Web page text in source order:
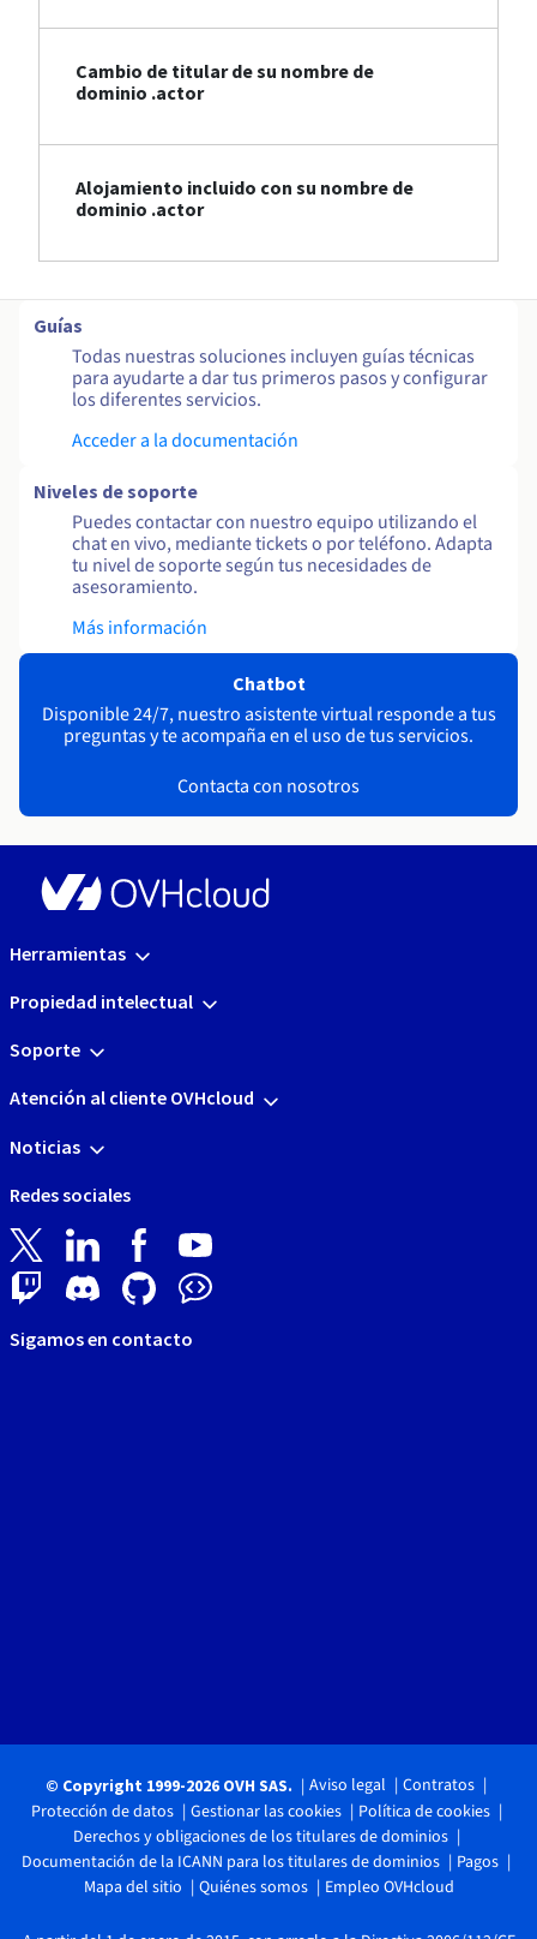
Cambio de titular de su nombre de
dominio .actor
Alojamiento incluido con su nombre de
dominio .actor
Guías
Todas nuestras soluciones incluyen guías técnicas
para ayudarte a dar tus primeros pasos y configurar
los diferentes servicios.
Acceder a la documentación
Niveles de soporte
Puedes contactar con nuestro equipo utilizando el
chat en vivo, mediante tickets o por teléfono. Adapta
tu nivel de soporte según tus necesidades de
asesoramiento.
Más información
Chatbot
Disponible 24/7, nuestro asistente virtual responde a tus
preguntas y te acompaña en el uso de tus servicios.
Contacta con nosotros
Herramientas
Propiedad intelectual
Soporte
Atención al cliente OVHcloud
Noticias
Redes sociales
Sigamos en contacto
© Copyright 1999-2026 OVH SAS. Aviso legal
Contratos
Protección de datos
Gestionar las cookies
Política de cookies
Derechos y obligaciones de los titulares de dominios
Documentación de la ICANN para los titulares de dominios
Pagos
Mapa del sitio
Quiénes somos Empleo OVHcloud